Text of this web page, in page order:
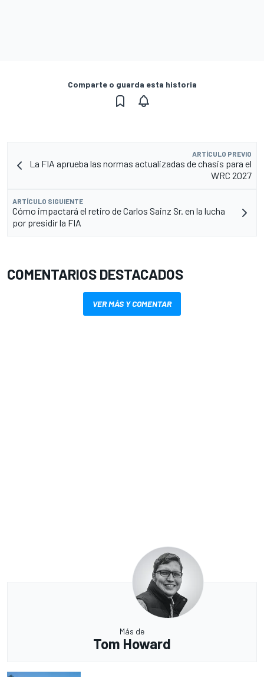
Comparte o guarda esta historia
ARTÍCULO PREVIO
La FIA aprueba las normas actualizadas de chasis para el
WRC 2027
ARTÍCULO SIGUIENTE
Cómo impactará el retiro de Carlos Sainz Sr. en la lucha
por presidir la FIA
COMENTARIOS DESTACADOS
VER MÁS Y COMENTAR
Más de
Tom Howard